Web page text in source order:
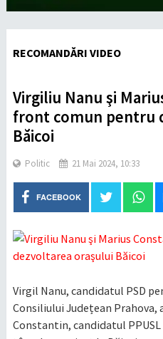
RECOMANDĂRI VIDEO
Virgiliu Nanu şi
front comun pentru
Băicoi
Politic 21 Mai 2024, 10:33
FACEBOOK
Virgil Nanu, candidatul PSD
Consiliului Județean
Constantin, candidatul